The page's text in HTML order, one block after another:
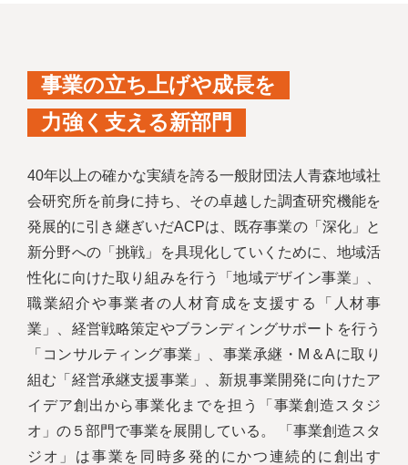
事業の立ち上げや成長を
力強く支える新部門
40年以上の確かな実績を誇る一般財団法人青森地域社
会研究所を前身に持ち、その卓越した調査研究機能を
発展的に引き継ぎいだACPは、既存事業の「深化」と
新分野への「挑戦」を具現化していくために、地域活
性化に向けた取り組みを行う「地域デザイン事業」、
職業紹介や事業者の人材育成を支援する「人材事
業」、経営戦略策定やブランディングサポートを行う
「コンサルティング事業」、事業承継・M＆Aに取り
組む「経営承継支援事業」、新規事業開発に向けたア
イデア創出から事業化までを担う「事業創造スタジ
オ」の５部門で事業を展開している。 「事業創造スタ
ジオ」は事業を同時多発的にかつ連続的に創出す